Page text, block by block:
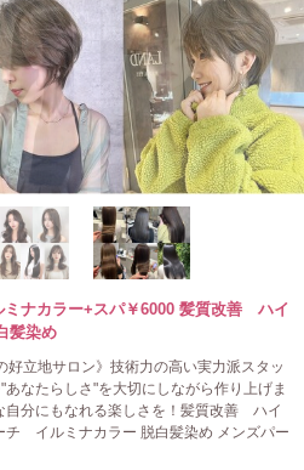
ミナカラー+スパ￥6000 髪質改善 ハイ
髪染め
立地サロン》技術力の高い実力派スタッ
なたらしさ"を大切にしながら作り上げま
分にもなれる楽しさを！髪質改善 ハイ
イルミナカラー 脱白髪染め メンズパー